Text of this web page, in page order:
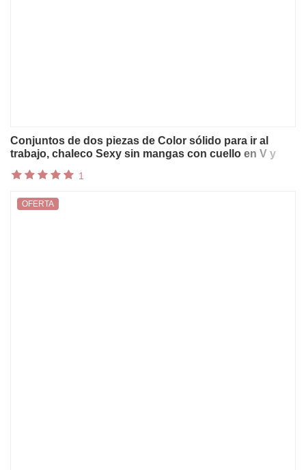
Conjuntos de dos piezas de Color sólido para ir al
trabajo, chaleco Sexy sin mangas con cuello en V y
ajustado elegante para mujer
1
OFERTA